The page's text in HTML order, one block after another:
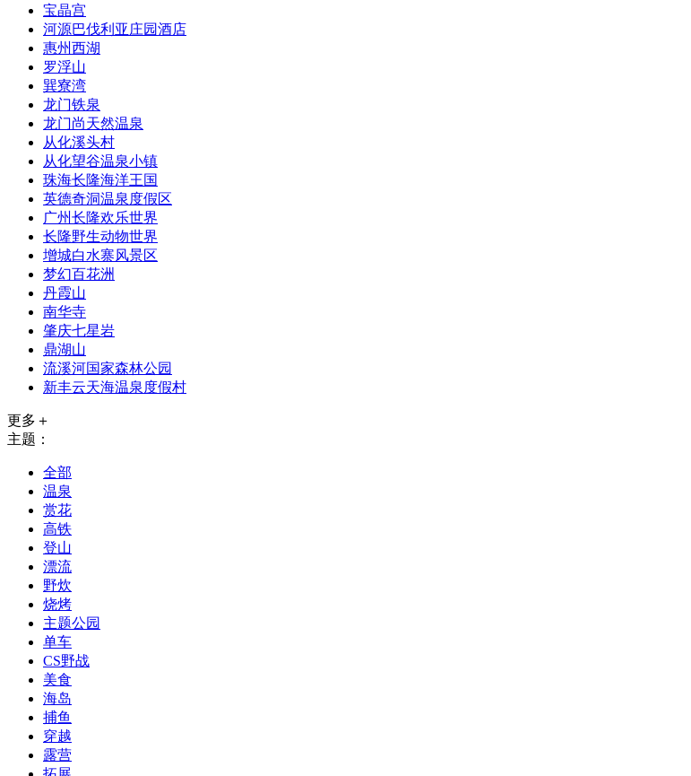
宝晶宫
河源巴伐利亚庄园酒店
惠州西湖
罗浮山
巽寮湾
龙门铁泉
龙门尚天然温泉
从化溪头村
从化望谷温泉小镇
珠海长隆海洋王国
英德奇洞温泉度假区
广州长隆欢乐世界
长隆野生动物世界
增城白水寨风景区
梦幻百花洲
丹霞山
南华寺
肇庆七星岩
鼎湖山
流溪河国家森林公园
新丰云天海温泉度假村
更多＋
主题：
全部
温泉
赏花
高铁
登山
漂流
野炊
烧烤
主题公园
单车
CS野战
美食
海岛
捕鱼
穿越
露营